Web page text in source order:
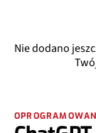
Nie dodano